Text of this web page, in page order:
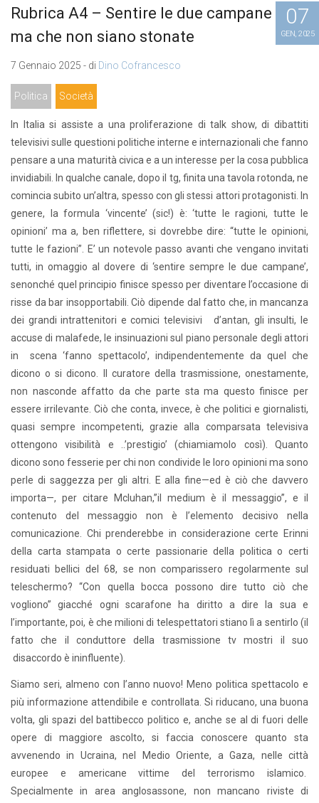
07
GEN, 2025
Rubrica A4 – Sentire le due campane sì,
ma che non siano stonate
7 Gennaio 2025 - di Dino Cofrancesco
Politica Società
In Italia si assiste a una proliferazione di talk show, di dibattiti
televisivi sulle questioni politiche interne e internazionali che fanno
pensare a una maturità civica e a un interesse per la cosa pubblica
invidiabili. In qualche canale, dopo il tg, finita una tavola rotonda, ne
comincia subito un’altra, spesso con gli stessi attori protagonisti. In
genere, la formula ‘vincente’ (sic!) è: ‘tutte le ragioni, tutte le
opinioni’ ma a, ben riflettere, si dovrebbe dire: “tutte le opinioni,
tutte le fazioni”. E’ un notevole passo avanti che vengano invitati
tutti, in omaggio al dovere di ‘sentire sempre le due campane’,
senonché quel principio finisce spesso per diventare l’occasione di
risse da bar insopportabili. Ciò dipende dal fatto che, in mancanza
dei grandi intrattenitori e comici televisivi d’antan, gli insulti, le
accuse di malafede, le insinuazioni sul piano personale degli attori
in scena ‘fanno spettacolo’, indipendentemente da quel che
dicono o si dicono. Il curatore della trasmissione, onestamente,
non nasconde affatto da che parte sta ma questo finisce per
essere irrilevante. Ciò che conta, invece, è che politici e giornalisti,
quasi sempre incompetenti, grazie alla comparsata televisiva
ottengono visibilità e ..’prestigio’ (chiamiamolo così). Quanto
dicono sono fesserie per chi non condivide le loro opinioni ma sono
perle di saggezza per gli altri. E alla fine—ed è ciò che davvero
importa—, per citare Mcluhan,”il medium è il messaggio”, e il
contenuto del messaggio non è l’elemento decisivo nella
comunicazione. Chi prenderebbe in considerazione certe Erinni
della carta stampata o certe passionarie della politica o certi
residuati bellici del 68, se non comparissero regolarmente sul
teleschermo? “Con quella bocca possono dire tutto ciò che
vogliono” giacché ogni scarafone ha diritto a dire la sua e
l’importante, poi, è che milioni di telespettatori stiano lì a sentirlo (il
fatto che il conduttore della trasmissione tv mostri il suo
disaccordo è ininfluente).
Siamo seri, almeno con l’anno nuovo! Meno politica spettacolo e
più informazione attendibile e controllata. Si riducano, una buona
volta, gli spazi del battibecco politico e, anche se al di fuori delle
opere di maggiore ascolto, si faccia conoscere quanto sta
avvenendo in Ucraina, nel Medio Oriente, a Gaza, nelle città
europee e americane vittime del terrorismo islamico.
Specialmente in area anglosassone, non mancano riviste di